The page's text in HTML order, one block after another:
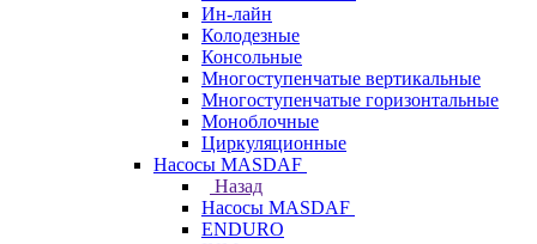
Ин-лайн
Колодезные
Консольные
Многоступенчатые вертикальные
Многоступенчатые горизонтальные
Моноблочные
Циркуляционные
Насосы MASDAF
Назад
Насосы MASDAF
ENDURO